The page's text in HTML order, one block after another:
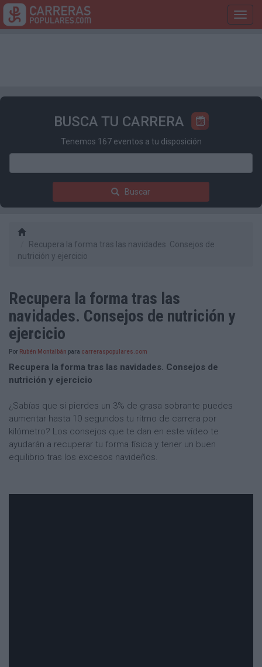
BUSCA TU CARRERA
Tenemos 167 eventos a tu disposición
Buscar
Recupera la forma tras las navidades. Consejos de
nutrición y ejercicio
Recupera la forma tras las
navidades. Consejos de nutrición y
ejercicio
Por Rubén Montalbán para carreraspopulares.com
Recupera la forma tras las navidades. Consejos de
nutrición y ejercicio
¿Sabías que si pierdes un 3% de grasa sobrante puedes
aumentar hasta 10 segundos tu ritmo de carrera por
kilómetro? Los consejos que te dan en este vídeo te
ayudarán a recuperar tu forma física y tener un buen
equilibrio tras los excesos navideños.